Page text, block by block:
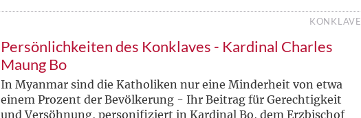
KONKLAVE
Persönlichkeiten des Konklaves - Kardinal Charles
Maung Bo
In Myanmar sind die Katholiken nur eine Minderheit von etwa
einem Prozent der Bevölkerung - Ihr Beitrag für Gerechtigkeit
und Versöhnung, personifiziert in Kardinal Bo, dem Erzbischof